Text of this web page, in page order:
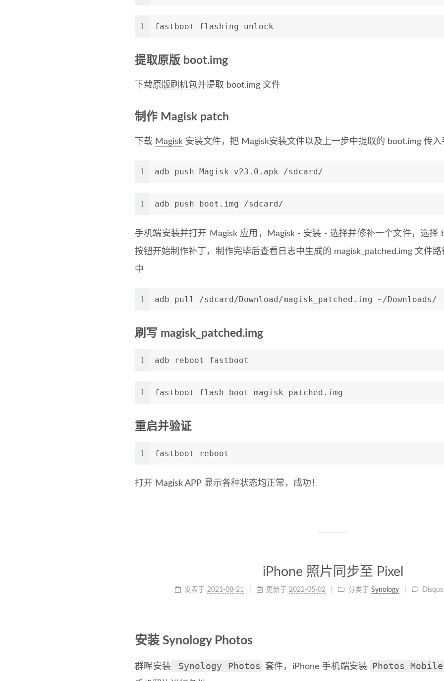
1 fastboot flashing unlock
提取原版 boot.img
下载原版刷机包并提取 boot.img 文件
制作 Magisk patch
下载 Magisk 安装文件，把 Magisk安装文件以及上一步中提取的 boot.img 传入
1 adb push Magisk-v23.0.apk /sdcard/
1 adb push boot.img /sdcard/
手机端安装并打开 Magisk 应用，Magisk - 安装 - 选择并修补一个文件，选择
按钮开始制作补丁，制作完毕后查看日志中生成的 magisk_patched.img 文件
中
1 adb pull /sdcard/Download/magisk_patched.img ~/Downloads/
刷写 magisk_patched.img
1 adb reboot fastboot
1 fastboot flash boot magisk_patched.img
重启并验证
1 fastboot reboot
打开 Magisk APP 显示各种状态均正常，成功！
iPhone 照片同步至 Pixel
发表于 2021-08-21 更新于 2022-05-02 分类于 Synology
安装 Synology Photos
群晖安装 Synology Photos 套件，iPhone 手机端安装 Photos Mobile